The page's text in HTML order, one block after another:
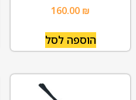
160.00 ₪
הוספה לסל